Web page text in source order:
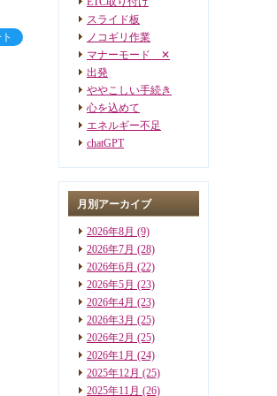
スライド板
ノコギリ作業
マナーモード ✕
出発
ややこしい手続き
心を込めて
エネルギー不足
chatGPT
月別アーカイブ
2026年8月 (9)
2026年7月 (28)
2026年6月 (22)
2026年5月 (23)
2026年4月 (23)
2026年3月 (25)
2026年2月 (25)
2026年1月 (24)
2025年12月 (25)
2025年11月 (26)